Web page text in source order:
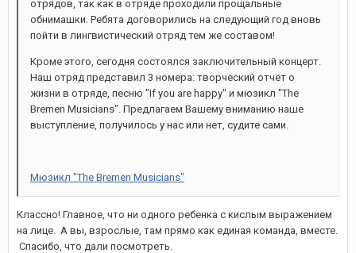
отрядов, так как в отряде проходили прощальные
обнимашки. Ребята договорились на следующий год вновь
пойти в лингвистический отряд тем же составом!
Кроме этого, сегодня состоялся заключительный концерт.
Наш отряд представил 3 номера: творческий отчёт о
жизни в отряде, песню "If you are happy" и мюзикл "The
Bremen Musicians". Предлагаем Вашему вниманию наше
выступление, получилось у нас или нет, судите сами.
Мюзикл "The Bremen Musicians"
Классно! Главное, что ни одного ребенка с кислым выражением
на лице. А вы, взрослые, там прямо как единая команда, вместе.
Спасибо, что дали посмотреть.